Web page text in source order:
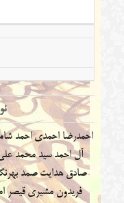
احمدرضا احمدیاحمد
آل احمدسید محمد
صادق هدایتصمد
فریدون مشیری قیصر